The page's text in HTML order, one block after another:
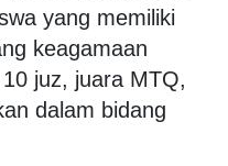
yang memiliki
keagamaan
juz, juara MTQ,
dalam bidang